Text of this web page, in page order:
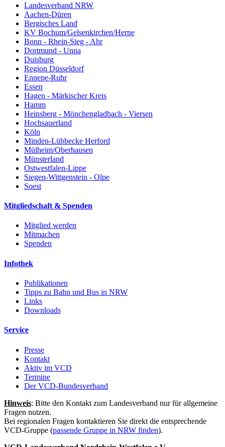
Landesverband NRW
Aachen-Düren
Bergisches Land
KV Bochum/Gelsenkirchen/Herne
Bonn - Rhein-Sieg - Ahr
Dortmund - Unna
Duisburg
Region Düsseldorf
Ennepe-Ruhr
Essen
Hagen - Märkischer Kreis
Hamm
Heinsberg - Mönchengladbach - Viersen
Hochsauerland
Köln
Minden-Lübbecke Herford
Mülheim/Oberhausen
Münsterland
Ostwestfalen-Lippe
Siegen-Wittgenstein - Olpe
Soest
Mitgliedschaft & Spenden
Mitglied werden
Mitmachen
Spenden
Infothek
Publikationen
Tipps zu Bahn und Bus in NRW
Links
Downloads
Service
Presse
Kontakt
Aktiv im VCD
Termine
Der VCD-Bundesverband
Hinweis: Bitte den Kontakt zum Landesverband nur für allgemeine
Fragen nutzen.
Bei regionalen Fragen kontaktieren Sie direkt die entsprechende
VCD-Gruppe (passende Gruppe in NRW finden).